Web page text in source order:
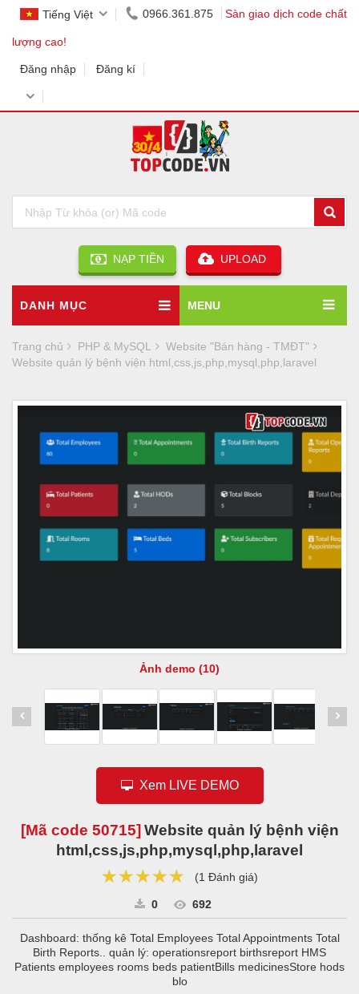
Tiếng Việt 0966.361.875 Sàn giao dịch code chất
lượng cao!
Đăng nhập Đăng kí
NẠP TIỀN UPLOAD
DANH MỤC MENU
Trang chủ PHP & MySQL
Website "Bán hàng - TMĐT"
Website quản lý bệnh viện html,css,js,php,mysql,php,laravel
Ảnh demo (10)
Xem LIVE DEMO
[Mã code 50715] Website quản lý bệnh viện
html,css,js,php,mysql,php,laravel
★★★★★
★★★★★
★★★★★ (1 Đánh giá)
0 692
Dashboard: thống kê Total Employees Total Appointments Total
Birth Reports.. quản lý: operationsreport birthsreport HMS
Patients employees rooms beds patientBills medicinesStore hods
blo